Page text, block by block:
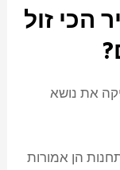
הכי זול
את נושא
הן אמורות